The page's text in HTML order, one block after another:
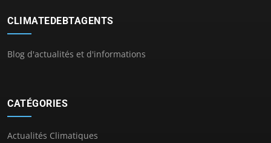
CLIMATEDEBTAGENTS
Blog d'actualités et d'informations
CATÉGORIES
Actualités Climatiques